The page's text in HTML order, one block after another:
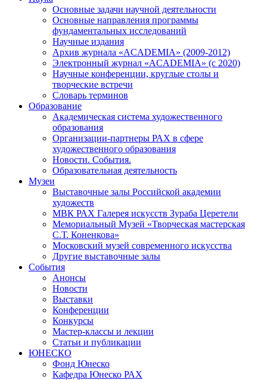
Основные задачи научной деятельности
Основные направления программы
фундаментальных исследований
Научные издания
Архив журнала «ACADEMIA» (2009-2012)
Электронный журнал «ACADEMIA» (с 2020)
Научные конференции, круглые столы и
творческие встречи
Словарь терминов
Образование
Академическая система художественного
образования
Организации-партнеры РАХ в сфере
художественного образования
Новости. События.
Образовательная деятельность
Музеи
Выставочные залы Российской академии
художеств
МВК РАХ Галерея искусств Зураба Церетели
Мемориальный Музей «Творческая мастерская
С.Т. Коненкова»
Московский музей современного искусства
Другие выставочные залы
События
Анонсы
Новости
Выставки
Конференции
Конкурсы
Мастер-классы и лекции
Статьи и публикации
ЮНЕСКО
Фонд Юнеско
Кафедра Юнеско РАХ